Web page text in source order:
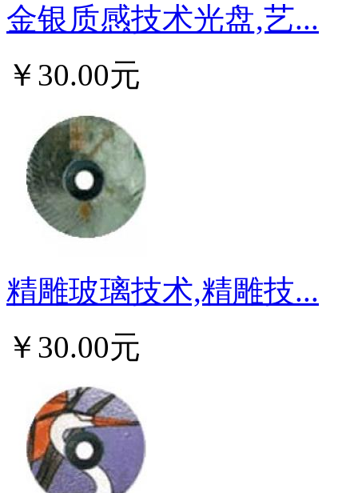
金银质感技术光盘,艺...
￥30.00元
精雕玻璃技术,精雕技...
￥30.00元